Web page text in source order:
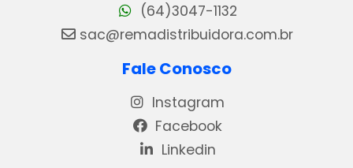
(64)3047-1132
sac@remadistribuidora.com.br
Fale Conosco
Instagram
Facebook
Linkedin